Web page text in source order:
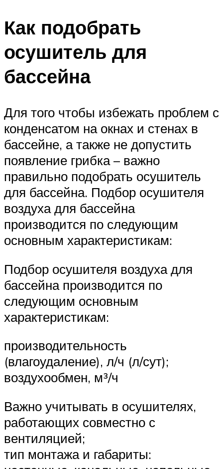
Как подобрать
осушитель для
бассейна
Для того чтобы избежать проблем с
конденсатом на окнах и стенах в
бассейне, а также не допустить
появление грибка – важно
правильно подобрать осушитель
для бассейна. Подбор осушителя
воздуха для бассейна
производится по следующим
основным характеристикам:
Подбор осушителя воздуха для
бассейна производится по
следующим основным
характеристикам:
производительность
(влагоудаление), л/ч (л/сут);
воздухообмен, м³/ч
Важно учитывать в осушителях,
работающих совместно с
вентиляцией;
тип монтажа и габариты: